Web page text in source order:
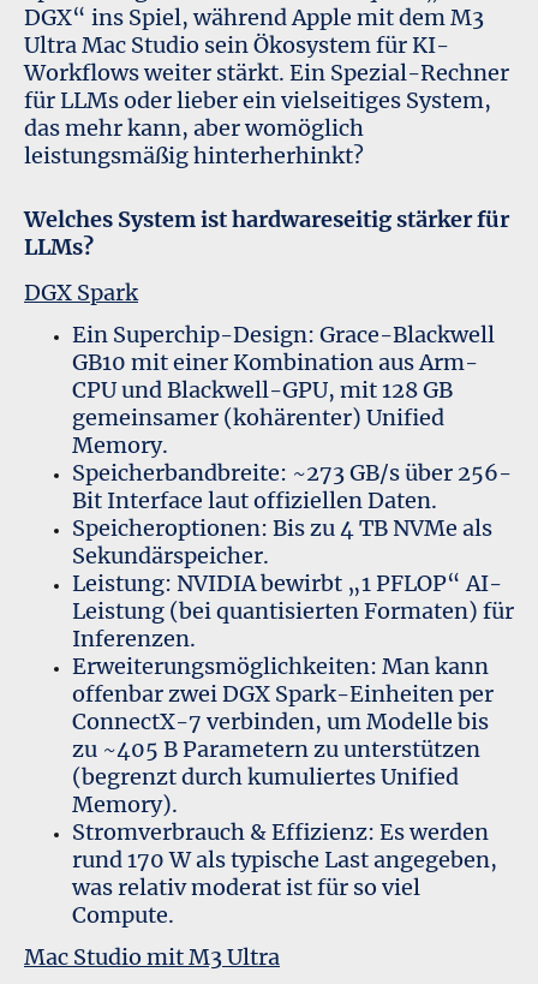
DGX“ ins Spiel, während Apple mit dem M3
Ultra Mac Studio sein Ökosystem für KI-
Workflows weiter stärkt. Ein Spezial-Rechner
für LLMs oder lieber ein vielseitiges System,
das mehr kann, aber womöglich
leistungsmäßig hinterherhinkt?
Welches System ist hardwareseitig stärker für
LLMs?
DGX Spark
Ein Superchip-Design: Grace-Blackwell
GB10 mit einer Kombination aus Arm-
CPU und Blackwell-GPU, mit 128 GB
gemeinsamer (kohärenter) Unified
Memory.
Speicherbandbreite: ~273 GB/s über 256-
Bit Interface laut offiziellen Daten.
Speicheroptionen: Bis zu 4 TB NVMe als
Sekundärspeicher.
Leistung: NVIDIA bewirbt „1 PFLOP“ AI-
Leistung (bei quantisierten Formaten) für
Inferenzen.
Erweiterungsmöglichkeiten: Man kann
offenbar zwei DGX Spark-Einheiten per
ConnectX-7 verbinden, um Modelle bis
zu ~405 B Parametern zu unterstützen
(begrenzt durch kumuliertes Unified
Memory).
Stromverbrauch & Effizienz: Es werden
rund 170 W als typische Last angegeben,
was relativ moderat ist für so viel
Compute.
Mac Studio mit M3 Ultra